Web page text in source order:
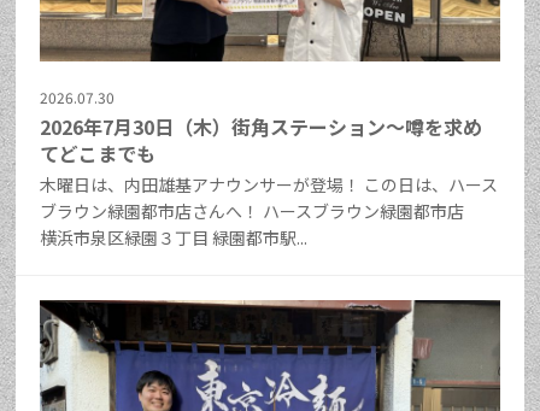
2026.07.30
2026年7月30日（木）街角ステーション～噂を求め
てどこまでも
木曜日は、内田雄基アナウンサーが登場！ この日は、ハース
ブラウン緑園都市店さんへ！ ハースブラウン緑園都市店
横浜市泉区緑園３丁目 緑園都市駅...